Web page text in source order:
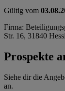
Gültig vom
Firma:
Str. 16, 31840
Prospekte
Siehe dir die
an.